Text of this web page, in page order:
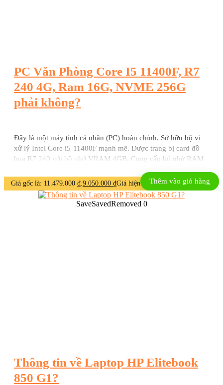
PC Văn Phòng Core I5 11400F, R7
240 4G, Ram 16G, NVME 256G
phải không?
Đây là một máy tính cá nhân (PC) hoàn chỉnh. Sở hữu bộ vi
xử lý Intel Core i5-11400F mạnh mẽ. Được trang bị card đồ
họa R7 240 với bộ nhớ VRAM 4GB. Cung cấp bộ nhớ RAM
dung lượng 256GB để lưu trữ.
Giá gốc là: 11.479.000 ₫.9.050.000 ₫Giá hiện tại là: 9.050.000 ₫.
Thêm vào giỏ hàng
SaveSavedRemoved 0
Thông tin về Laptop HP Elitebook
850 G1?